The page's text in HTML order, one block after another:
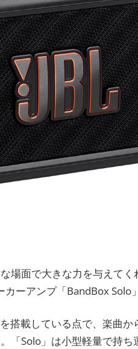
場面で大きな力を与えて
ーアンプ「BandBox Solo
搭載している点で、楽曲
「Solo」は小型軽量で持ち